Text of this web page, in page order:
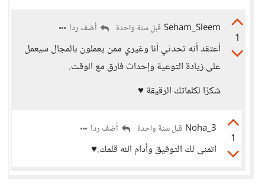
1
Seham_Sleem قبل سنة واحدة أضف ردا
أعتقد أنه تحدثي أنا وغيري ممن يعملون بالمجال سيعمل
على زيادة التوعية وإحداث فارق مع الوقت.
شكرًا لكلماتك الرقيقة ♥️
1
3_Noha قبل سنة واحدة أضف ردا
اتمنى لك التوفيق وأدام الله قلمك.♥️